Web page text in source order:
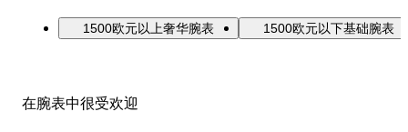
1500欧元以上奢华腕表 1500欧元以下基础腕表
在腕表中很受欢迎